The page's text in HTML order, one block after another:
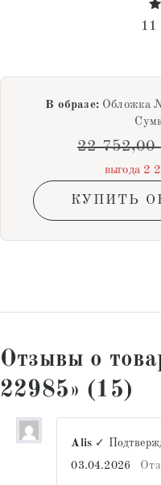
11
В образе:Обложка
22 752,00
выгода 2
КУПИТЬ
Отзывы о
22985» (15)
Alis ✓
03.04.2026